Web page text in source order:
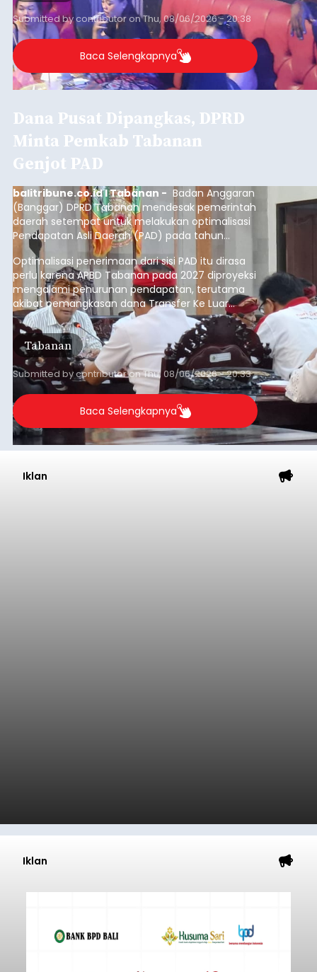
Submitted bycontributoronThu, 08/06/2026 - 20:38
Baca Selengkapnya
Dana Pusat Dipangkas, DPRD
Minta Pemkab Tabanan
Genjot PAD
balitribune.co.id I Tabanan - Badan Anggaran
(Banggar) DPRD Tabanan mendesak pemerintah
daerah setempat untuk melakukan optimalisasi
Pendapatan Asli Daerah (PAD) pada tahun
anggaran 2027.
Optimalisasi penerimaan dari sisi PAD itu dirasa
perlu karena APBD Tabanan pada 2027 diproyeksi
mengalami penurunan pendapatan, terutama
akibat pemangkasan dana Transfer Ke Luar
Daerah (TKD) dari pemerintah pusat.
Tabanan
Submitted bycontributoronThu, 08/06/2026 - 20:33
Baca Selengkapnya
Iklan
Iklan